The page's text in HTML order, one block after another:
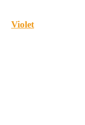
Violet